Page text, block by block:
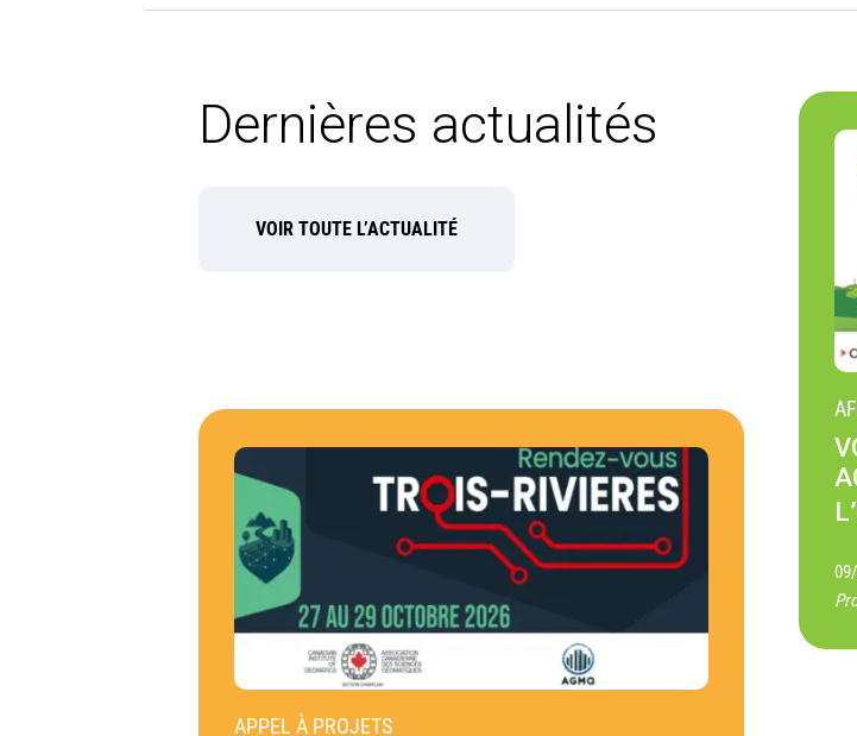
Dernières actualités
APPEL À PROJETS
VOIR TOUTE L’ACTUALITÉ